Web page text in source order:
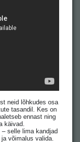
neid lõhkudes osa
tasandil. Kes on
ennast ning
käivad.
selle lima kandjad
võimalus valida.